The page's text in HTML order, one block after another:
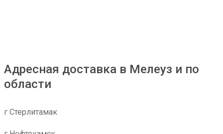
Адресная доставка в Мелеуз и по
области
г Стерлитамак